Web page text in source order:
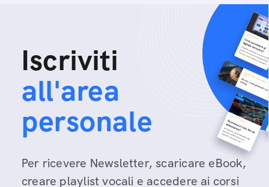
Iscriviti
all'area
personale
Per ricevere Newsletter, scaricare eBook,
creare playlist vocali e accedere ai corsi